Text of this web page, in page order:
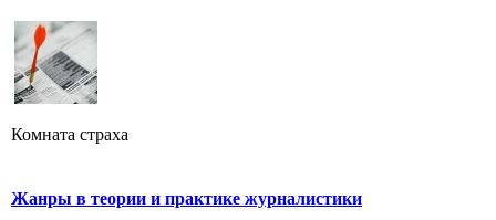
Комната страха
Жанры в теории и практике журналистики